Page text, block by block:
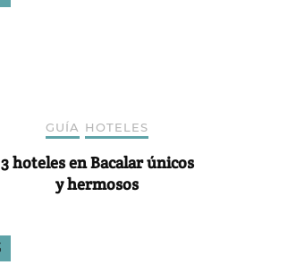
GUÍA HOTELES
3 hoteles en Bacalar únicos
y hermosos